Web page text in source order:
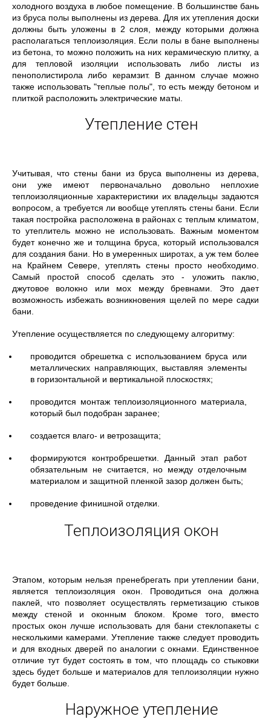
холодного воздуха в любое помещение. В большинстве бань
из бруса полы выполнены из дерева. Для их утепления доски
должны быть уложены в 2 слоя, между которыми должна
располагаться теплоизоляция. Если полы в бане выполнены
из бетона, то можно положить на них керамическую плитку, а
для тепловой изоляции использовать либо листы из
пенополистирола либо керамзит. В данном случае можно
также использовать "теплые полы", то есть между бетоном и
плиткой расположить электрические маты.
Утепление стен
Учитывая, что стены бани из бруса выполнены из дерева,
они уже имеют первоначально довольно неплохие
теплоизоляционные характеристики их владельцы задаются
вопросом, а требуется ли вообще утеплять стены бани. Если
такая постройка расположена в районах с теплым климатом,
то утеплитель можно не использовать. Важным моментом
будет конечно же и толщина бруса, который использовался
для создания бани. Но в умеренных широтах, а уж тем более
на Крайнем Севере, утеплять стены просто необходимо.
Самый простой способ сделать это - уложить паклю,
джутовое волокно или мох между бревнами. Это дает
возможность избежать возникновения щелей по мере садки
бани.
Утепление осуществляется по следующему алгоритму:
проводится обрешетка с использованием бруса или
металлических направляющих, выставляя элементы
в горизонтальной и вертикальной плоскостях;
проводится монтаж теплоизоляционного материала,
который был подобран заранее;
создается влаго- и ветрозащита;
формируются контробрешетки. Данный этап работ
обязательным не считается, но между отделочным
материалом и защитной пленкой зазор должен быть;
проведение финишной отделки.
Теплоизоляция окон
Этапом, которым нельзя пренебрегать при утеплении бани,
является теплоизоляция окон. Проводиться она должна
паклей, что позволяет осуществлять герметизацию стыков
между стеной и оконным блоком. Кроме того, вместо
простых окон лучше использовать для бани стеклопакеты с
несколькими камерами. Утепление также следует проводить
и для входных дверей по аналогии с окнами. Единственное
отличие тут будет состоять в том, что площадь со стыковки
здесь будет больше и материалов для теплоизоляции нужно
будет больше.
Наружное утепление